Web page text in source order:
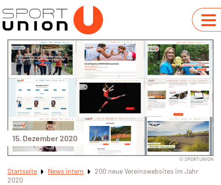
15. Dezember 2020
© SPORTUNION
Startseite News intern
200 neue Vereinswebsites im Jahr
2020